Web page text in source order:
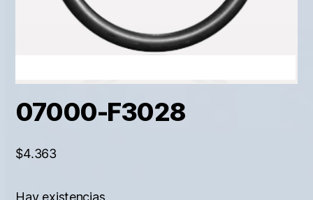
07000-F3028
$4.363
Hay existencias